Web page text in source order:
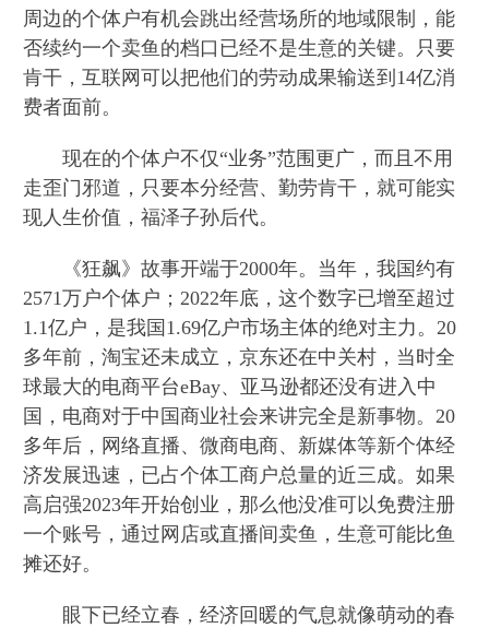
周边的个体户有机会跳出经营场所的地域限制，能
否续约一个卖鱼的档口已经不是生意的关键。只要
肯干，互联网可以把他们的劳动成果输送到14亿消
费者面前。
现在的个体户不仅“业务”范围更广，而且不用
走歪门邪道，只要本分经营、勤劳肯干，就可能实
现人生价值，福泽子孙后代。
《狂飙》故事开端于2000年。当年，我国约有
2571万户个体户；2022年底，这个数字已增至超过
1.1亿户，是我国1.69亿户市场主体的绝对主力。20
多年前，淘宝还未成立，京东还在中关村，当时全
球最大的电商平台eBay、亚马逊都还没有进入中
国，电商对于中国商业社会来讲完全是新事物。20
多年后，网络直播、微商电商、新媒体等新个体经
济发展迅速，已占个体工商户总量的近三成。如果
高启强2023年开始创业，那么他没准可以免费注册
一个账号，通过网店或直播间卖鱼，生意可能比鱼
摊还好。
眼下已经立春，经济回暖的气息就像萌动的春